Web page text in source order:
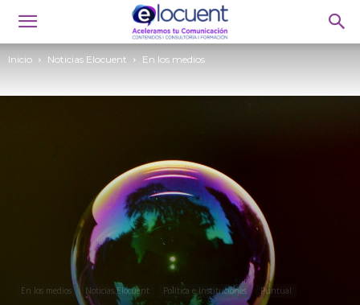
Inicio Noticias Elocuent En los medios
En los medios Noticias Elocuent Política e Instituciones Puntual